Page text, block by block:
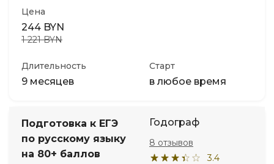
Цена
244 BYN
1 221 BYN
Длительность
9 месяцев
Старт
в любое время
Подготовка к ЕГЭ
по русскому языку
на 80+ баллов
Годограф
3.4
8 отзывов